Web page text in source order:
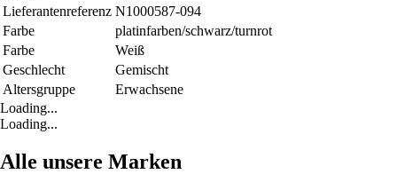
Lieferantenreferenz N1000587-094
Farbe
platinfarben/schwarz/turnrot
Farbe
Weiß
Geschlecht
Gemischt
Altersgruppe
Erwachsene
Loading...
Loading...
Alle unsere Marken